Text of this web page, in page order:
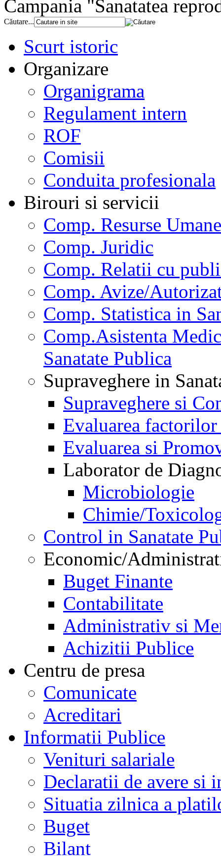
Campania "Sanatatea
Căutare...
Scurt istoric
Organizare
Organigrama
Regulament intern
ROF
Comisii
Conduita profesionala
Birouri si servicii
Comp. Resurse Umane
Comp. Juridic
Comp. Relatii cu
Comp. Avize/
Comp. Statistica in
Comp.Asistenta
Sanatate Publica
Supraveghere in
Supraveghere si
Evaluarea
Evaluarea si
Laborator de
Microbiologie
Chimie/
Control in Sanatate
Economic/
Buget Finante
Contabilitate
Administrativ si
Achizitii Publice
Centru de presa
Comunicate
Acreditari
Informatii Publice
Venituri salariale
Declaratii de avere si
Situatia zilnica a
Buget
Bilant